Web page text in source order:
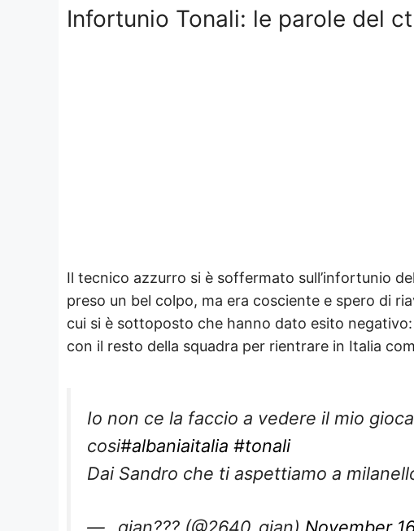
Infortunio Tonali: le parole del ct
Il tecnico azzurro si è soffermato sull’infortunio
preso un bel colpo, ma era cosciente e spero di
cui si è sottoposto che hanno dato esito
con il resto della squadra per rientrare in Italia
Io non ce la faccio a vedere il mio
cosi#albaniaitalia #tonali
Dai Sandro che ti aspettiamo a
— _gian??? (@2640_gian) November